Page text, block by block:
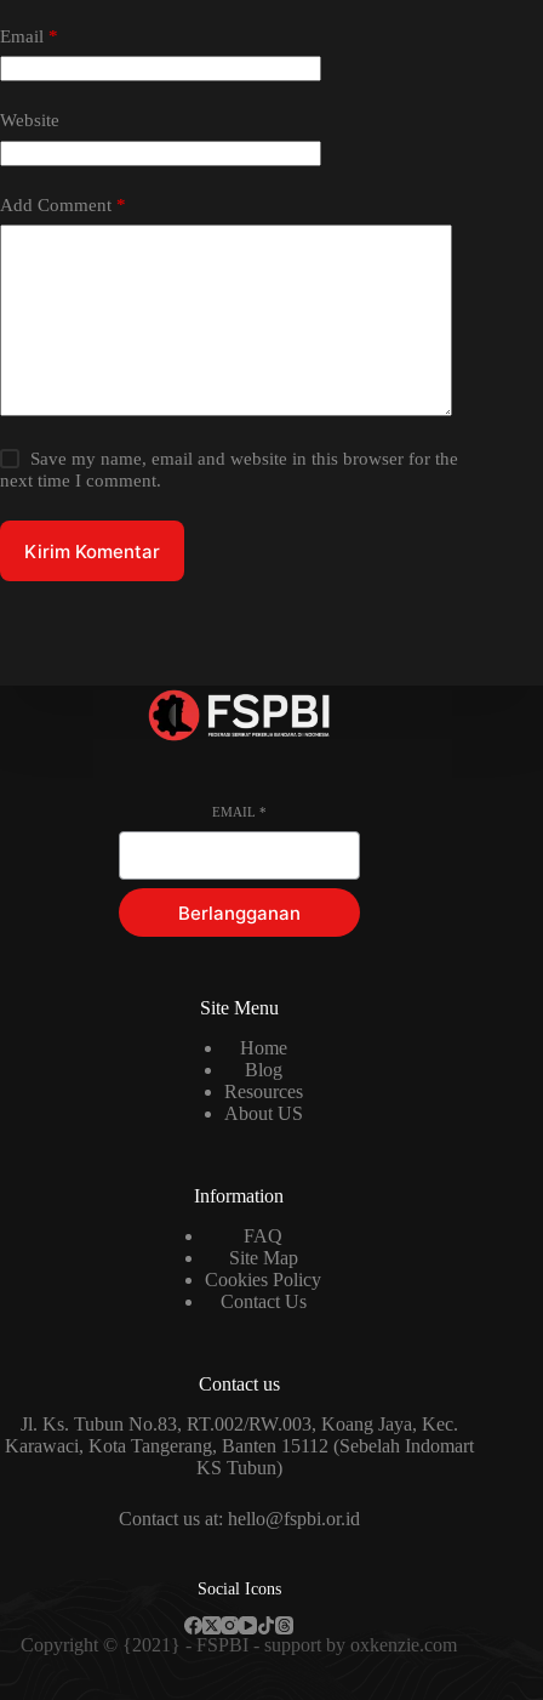
Email *
Website
Add Comment *
Save my name, email and website in this browser for the
next time I comment.
Kirim Komentar
EMAIL *
Berlangganan
Site Menu
Home
Blog
Resources
About US
Information
FAQ
Site Map
Cookies Policy
Contact Us
Contact us
Jl. Ks. Tubun No.83, RT.002/RW.003, Koang Jaya, Kec.
Karawaci, Kota Tangerang, Banten 15112 (Sebelah Indomart
KS Tubun)
Contact us at: hello@fspbi.or.id
Social Icons
Copyright © {2021} - FSPBI - support byoxkenzie.com